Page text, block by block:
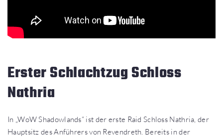
Erster Schlachtzug Schloss
Nathria
In „WoW Shadowlands“ ist der erste Raid Schloss Nathria, der
Hauptsitz des Anführers von Revendreth. Bereits in der